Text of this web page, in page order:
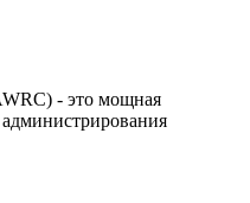
- это мощная